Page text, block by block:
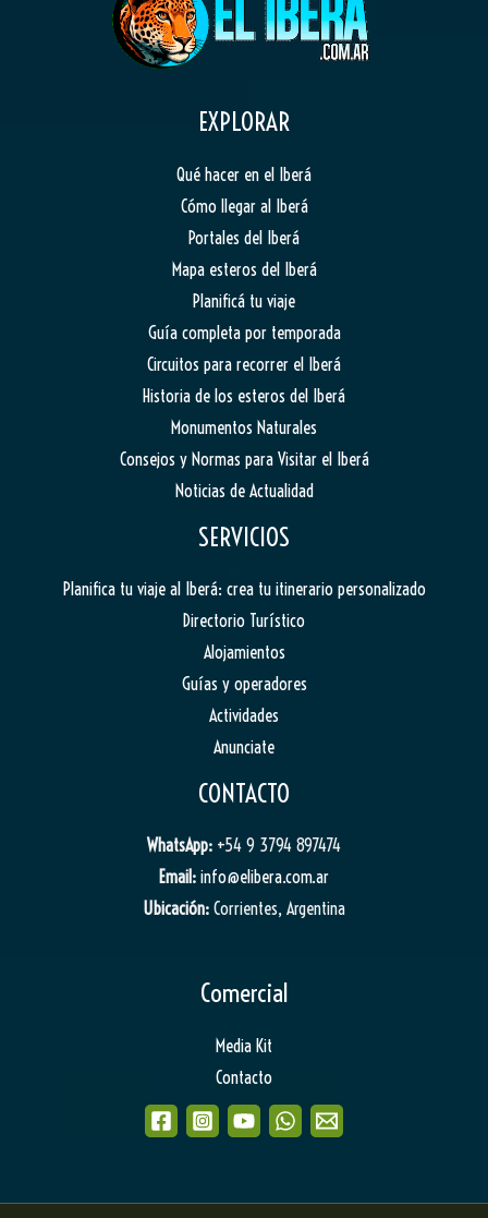
EXPLORAR
Qué hacer en el Iberá
Cómo llegar al Iberá
Portales del Iberá
Mapa esteros del Iberá
Planificá tu viaje
Guía completa por temporada
Circuitos para recorrer el Iberá
Historia de los esteros del Iberá
Monumentos Naturales
Consejos y Normas para Visitar el Iberá
Noticias de Actualidad
SERVICIOS
Planifica tu viaje al Iberá: crea tu itinerario personalizado
Directorio Turístico
Alojamientos
Guías y operadores
Actividades
Anunciate
CONTACTO
WhatsApp: +54 9 3794 897474
Email: info@elibera.com.ar
Ubicación: Corrientes, Argentina
Comercial
Media Kit
Contacto